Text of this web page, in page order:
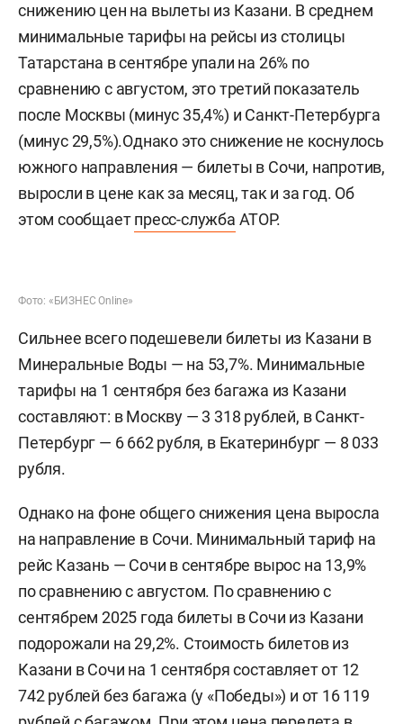
снижению цен на вылеты из Казани. В среднем
минимальные тарифы на рейсы из столицы
Татарстана в сентябре упали на 26% по
сравнению с августом, это третий показатель
после Москвы (минус 35,4%) и Санкт-Петербурга
(минус 29,5%).Однако это снижение не коснулось
южного направления — билеты в Сочи, напротив,
выросли в цене как за месяц, так и за год. Об
этом сообщаетпресс-служба АТОР.
Фото: «БИЗНЕС Online»
Сильнее всего подешевели билеты из Казани в
Минеральные Воды — на 53,7%. Минимальные
тарифы на 1 сентября без багажа из Казани
составляют: в Москву — 3 318 рублей, в Санкт-
Петербург — 6 662 рубля, в Екатеринбург — 8 033
рубля.
Однако на фоне общего снижения цена выросла
на направление в Сочи. Минимальный тариф на
рейс Казань — Сочи в сентябре вырос на 13,9%
по сравнению с августом. По сравнению с
сентябрем 2025 года билеты в Сочи из Казани
подорожали на 29,2%. Стоимость билетов из
Казани в Сочи на 1 сентября составляет от 12
742 рублей без багажа (у «Победы») и от 16 119